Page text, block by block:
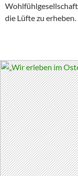
die Lüfte zu